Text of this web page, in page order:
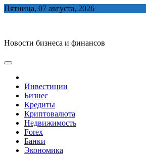
Skip
Пятница, 07 августа, 2026
Новости бизнеса и финансов
Инвестиции
Бизнес
Кредиты
Криптовалюта
Недвижимость
Forex
Банки
Экономика